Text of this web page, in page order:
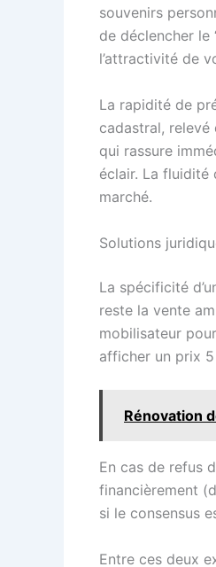
souvenirs
de déclencher
l’attractivité de
La rapidité de
cadastral, relevé
qui rassure
éclair. La fluidité
marché.
Solutions
La spécificité
reste la vente
mobilisateur
afficher un prix
Rénovation
En cas de refus
financièrement
si le consensus
Entre ces deux